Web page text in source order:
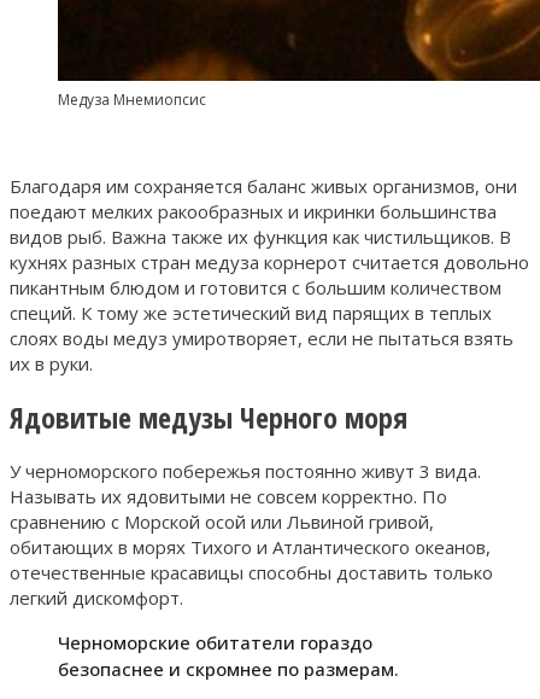
Медуза Мнемиопсис
Благодаря им сохраняется баланс живых организмов, они
поедают мелких ракообразных и икринки большинства
видов рыб. Важна также их функция как чистильщиков. В
кухнях разных стран медуза корнерот считается довольно
пикантным блюдом и готовится с большим количеством
специй. К тому же эстетический вид парящих в теплых
слоях воды медуз умиротворяет, если не пытаться взять
их в руки.
Ядовитые медузы Черного моря
У черноморского побережья постоянно живут 3 вида.
Называть их ядовитыми не совсем корректно. По
сравнению с Морской осой или Львиной гривой,
обитающих в морях Тихого и Атлантического океанов,
отечественные красавицы способны доставить только
легкий дискомфорт.
Черноморские обитатели гораздо
безопаснее и скромнее по размерам.